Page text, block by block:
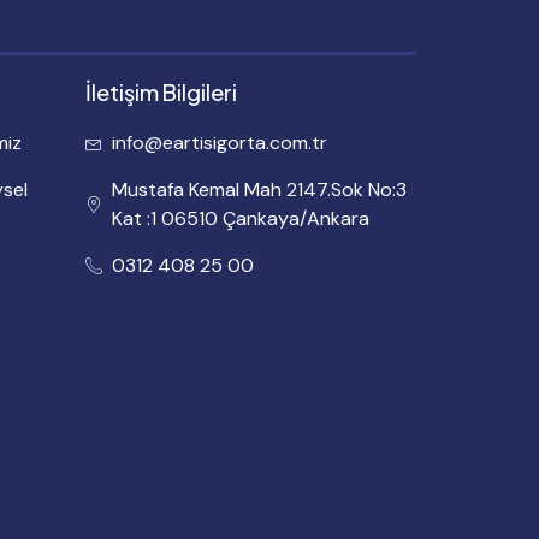
İletişim Bilgileri
info@eartisigorta.com.tr
Mustafa Kemal Mah 2147.Sok No:3
Kat :1 06510 Çankaya/Ankara
0312 408 25 00